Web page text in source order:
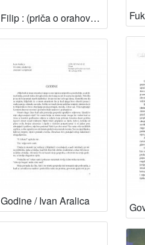
Filip : (priča o orahovu kovčežiču) / Ivan Aralica
Godine / Ivan Aralica